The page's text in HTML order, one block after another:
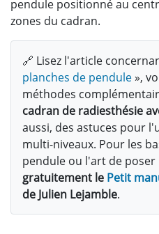
pendule positionné au
zones du cadran.
🔗 Lisez l'article
planches de pendule»,
méthodes
cadran de radiesthésie
aussi, des astuces pour
multi-niveaux. Pour les
pendule ou l'art de poser
gratuitement le Petit
de Julien Lejamble.